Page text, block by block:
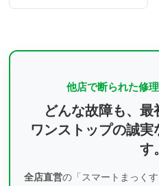
他店で断られた修
どんな故障も、最
ワンストップの誠実
す。
全店直営の「スマートまっく